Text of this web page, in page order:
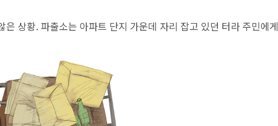
상황. 파출소는 아파트 단지 가운데 자리 잡고 있던 터라 주민에게